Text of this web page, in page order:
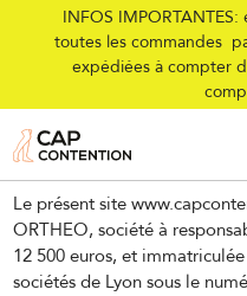
INFOS
toutes les commandes
expédiées à compter
Éditeur du service
Le présent site
ORTHEO, société à
12 500 euros, et
sociétés de Lyon sous le